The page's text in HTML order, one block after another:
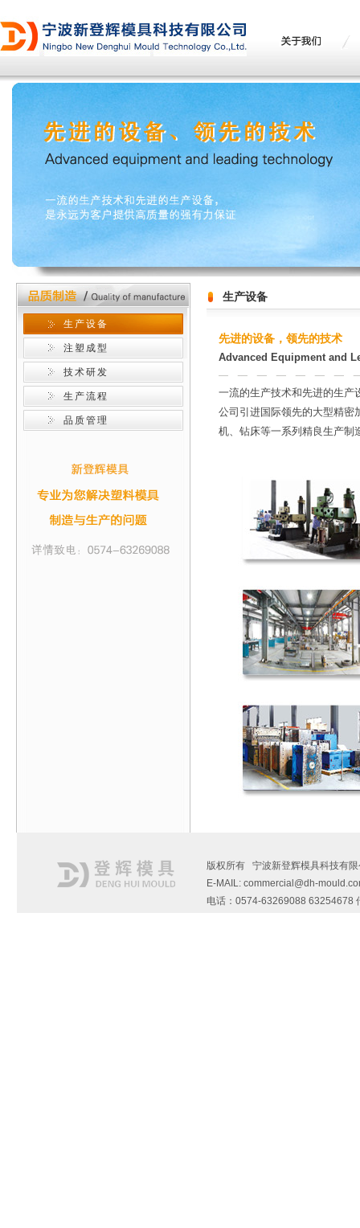
生产设备
注塑成型
技术研发
生产流程
品质管理
生产设备
先进的设备，领先的技术
Advanced Equipment and
一流的生产技术和先进的生产
公司引进国际领先的大型精密
机、钻床等一系列精良生产制
版权所有 宁波新登辉模具科技有
E-MAIL: commercial@dh-
电话：0574-63269088 63254678